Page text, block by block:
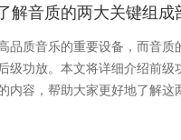
解音质的两大关键组成
品质音乐的重要设备，而音质
级功放。本文将详细介绍前级
内容，帮助大家更好地了解这